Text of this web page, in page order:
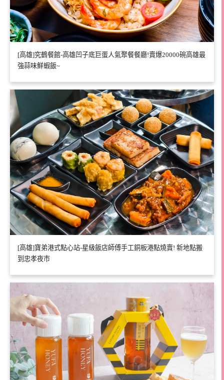
[高雄]究鶴餐館-高雄凹子底巨蛋人氣聚餐餐廳!賣爆20000碗高雄最
強蒜味鮮蝦飯~
[高雄]寶弟港式點心站-星級飯店師傅手工銅板港點燒賣! 新地點搬
到忠孝夜市